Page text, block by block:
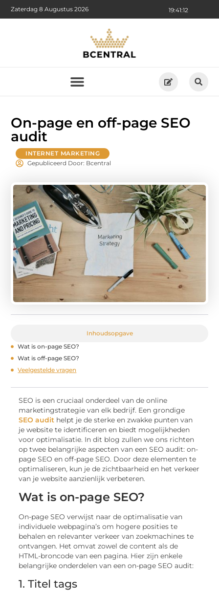
19:41:13
Zaterdag 8 Augustus 2026
On-page en off-page SEO
audit
INTERNET MARKETING
Gepubliceerd Door: Bcentral
Inhoudsopgave
Wat is on-page SEO?
Wat is off-page SEO?
Veelgestelde vragen
SEO is een cruciaal onderdeel van de online
marketingstrategie van elk bedrijf. Een grondige
SEO audit helpt je de sterke en zwakke punten van
je website te identificeren en biedt mogelijkheden
voor optimalisatie. In dit blog zullen we ons richten
op twee belangrijke aspecten van een SEO audit: on-
page SEO en off-page SEO. Door deze elementen te
optimaliseren, kun je de zichtbaarheid en het verkeer
van je website aanzienlijk verbeteren.
Wat is on-page SEO?
On-page SEO verwijst naar de optimalisatie van
individuele webpagina’s om hogere posities te
behalen en relevanter verkeer van zoekmachines te
ontvangen. Het omvat zowel de content als de
HTML-broncode van een pagina. Hier zijn enkele
belangrijke onderdelen van een on-page SEO audit:
1. Titel tags